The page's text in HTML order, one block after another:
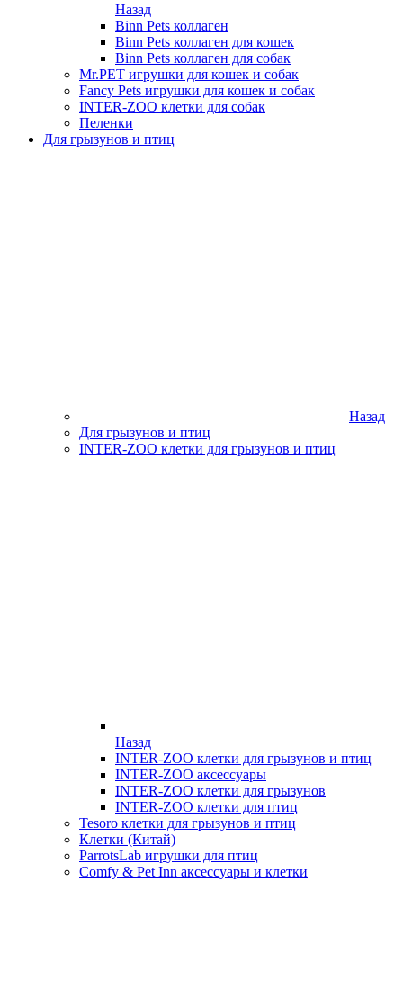
Назад
Binn Pets коллаген
Binn Pets коллаген для кошек
Binn Pets коллаген для собак
Mr.PET игрушки для кошек и собак
Fancy Pets игрушки для кошек и собак
INTER-ZOO клетки для собак
Пеленки
Для грызунов и птиц
Назад
Для грызунов и птиц
INTER-ZOO клетки для грызунов и птиц
Назад
INTER-ZOO клетки для грызунов и птиц
INTER-ZOO аксессуары
INTER-ZOO клетки для грызунов
INTER-ZOO клетки для птиц
Tesoro клетки для грызунов и птиц
Клетки (Китай)
ParrotsLab игрушки для птиц
Comfy & Pet Inn аксессуары и клетки